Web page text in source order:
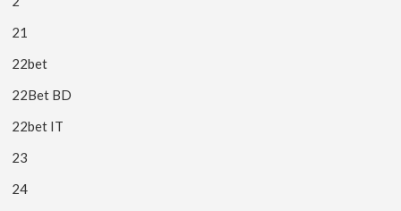
21
22bet
22Bet BD
22bet IT
23
24